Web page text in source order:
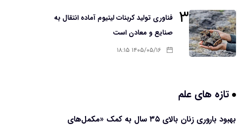
۳ فناوری تولید کربنات لیتیوم آماده انتقال به
صنایع و معادن است
۱۴۰۵/۰۵/۱۶ ۱۸:۱۵
تازه های علم
بهبود باروری زنان بالای ۳۵ سال به کمک «مکمل‌های